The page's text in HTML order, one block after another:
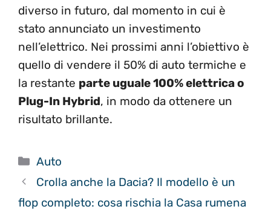
diverso in futuro, dal momento in cui è
stato annunciato un investimento
nell’elettrico. Nei prossimi anni l’obiettivo è
quello di vendere il 50% di auto termiche e
la restante parte uguale 100% elettrica o
Plug-In Hybrid, in modo da ottenere un
risultato brillante.
Categorie
Auto
Crolla anche la Dacia? Il modello è un
flop completo: cosa rischia la Casa rumena